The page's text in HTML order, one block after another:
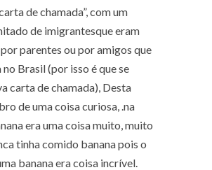
de chamada”, com um
de imigrantesque eram
parentes ou por amigos que
Brasil (por isso é que se
carta de chamada), Desta
de uma coisa curiosa, .na
era uma coisa muito, muito
tinha comido banana pois o
banana era coisa incrível.